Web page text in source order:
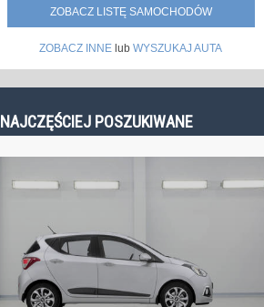
ZOBACZ LISTĘ SAMOCHODÓW
ZOBACZ INNE lub WYSZUKAJ AUTA
NAJCZĘŚCIEJ POSZUKIWANE